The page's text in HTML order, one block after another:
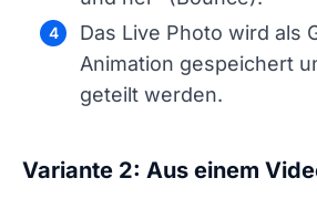
Das Live Photo wird als
Animation gespeichert
geteilt werden.
Variante 2: Aus einem